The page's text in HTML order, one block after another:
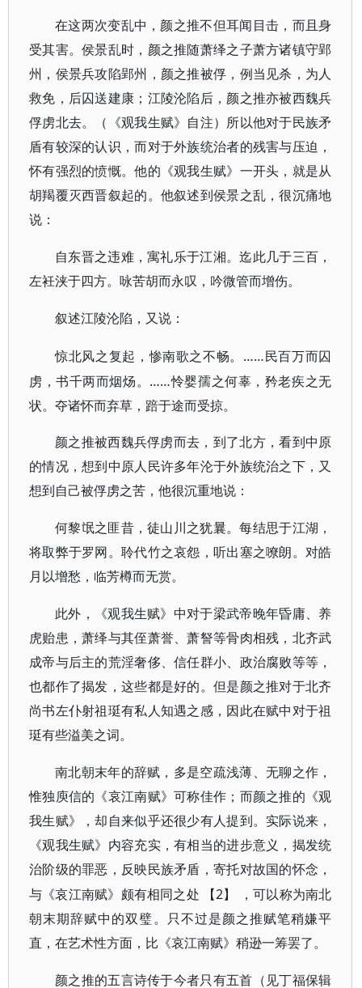
在这两次变乱中，颜之推不但耳闻目击，而且身
受其害。侯景乱时，颜之推随萧绎之子萧方诸镇守郢
州，侯景兵攻陷郢州，颜之推被俘，例当见杀，为人
救免，后囚送建康；江陵沦陷后，颜之推亦被西魏兵
俘虏北去。（《观我生赋》自注）所以他对于民族矛
盾有较深的认识，而对于外族统治者的残害与压迫，
怀有强烈的愤慨。他的《观我生赋》一开头，就是从
胡羯覆灭西晋叙起的。他叙述到侯景之乱，很沉痛地
说：
自东晋之违难，寓礼乐于江湘。迄此几于三百，
左衽浃于四方。咏苦胡而永叹，吟微管而增伤。
叙述江陵沦陷，又说：
惊北风之复起，惨南歌之不畅。 ……民百万而囚
虏，书千两而烟炀。……怜婴孺之何辜，矜老疾之无
状。夺诸怀而弃草，踣于途而受掠。
颜之推被西魏兵俘虏而去，到了北方，看到中原
的情况，想到中原人民许多年沦于外族统治之下，又
想到自己被俘虏之苦，他很沉重地说：
何黎氓之匪昔，徒山川之犹曩。每结思于江湖，
将取弊于罗网。聆代竹之哀怨，听出塞之嘹朗。对皓
月以增愁，临芳樽而无赏。
此外，《观我生赋》中对于梁武帝晚年昏庸、养
虎贻患，萧绎与其侄萧誉、萧詧等骨肉相残，北齐武
成帝与后主的荒淫奢侈、信任群小、政治腐败等等，
也都作了揭发，这些都是好的。但是颜之推对于北齐
尚书左仆射祖珽有私人知遇之感，因此在赋中对于祖
珽有些溢美之词。
南北朝末年的辞赋，多是空疏浅薄、无聊之作，
惟独庾信的《哀江南赋》可称佳作；而颜之推的《观
我生赋》，却自来似乎还很少有人提到。实际说来，
《观我生赋》内容充实，有相当的进步意义，揭发统
治阶级的罪恶，反映民族矛盾，寄托对故国的怀念，
与《哀江南赋》颇有相同之处
【2】
，可以称为南北
朝末期辞赋中的双璧。只不过是颜之推赋笔稍嫌平
直，在艺术性方面，比《哀江南赋》稍逊一筹罢了。
颜之推的五言诗传于今者只有五首（见丁福保辑